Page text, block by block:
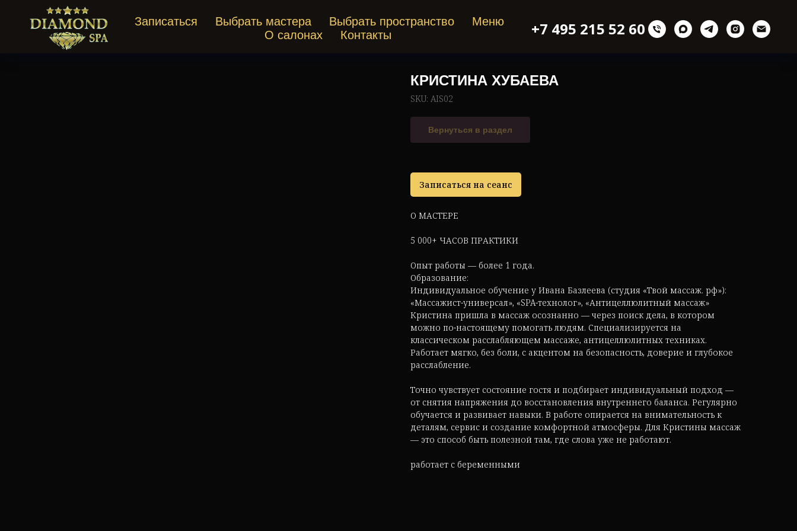
Записаться Выбрать мастера Выбрать пространство
Меню
О салонах
Контакты +7 495 215 52 60
КРИСТИНА ХУБАЕВА
SKU: AIS02
Вернуться в раздел
Записаться на сеанс
О МАСТЕРЕ
5 000+ ЧАСОВ ПРАКТИКИ
Опыт работы — более 1 года.
Образование:
Индивидуальное обучение у Ивана Базлеева (студия «Твой массаж. рф»):
«Массажист-универсал», «SPA-технолог», «Антицеллюлитный массаж»
Кристина пришла в массаж осознанно — через поиск дела, в котором
можно по-настоящему помогать людям. Специализируется на
классическом расслабляющем массаже, антицеллюлитных техниках.
Работает мягко, без боли, с акцентом на безопасность, доверие и глубокое
расслабление.
Точно чувствует состояние гостя и подбирает индивидуальный подход —
от снятия напряжения до восстановления внутреннего баланса. Регулярно
обучается и развивает навыки. В работе опирается на внимательность к
деталям, сервис и создание комфортной атмосферы. Для Кристины массаж
— это способ быть полезной там, где слова уже не работают.
работает с беременными